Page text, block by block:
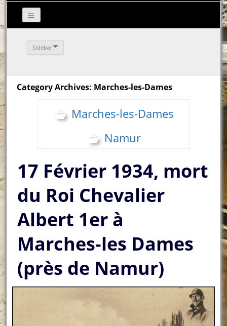
Sidebar
Category Archives: Marches-les-Dames
Marches-les-Dames
Namur
17 Février 1934, mort
du Roi Chevalier
Albert 1er à
Marches-les Dames
(près de Namur)